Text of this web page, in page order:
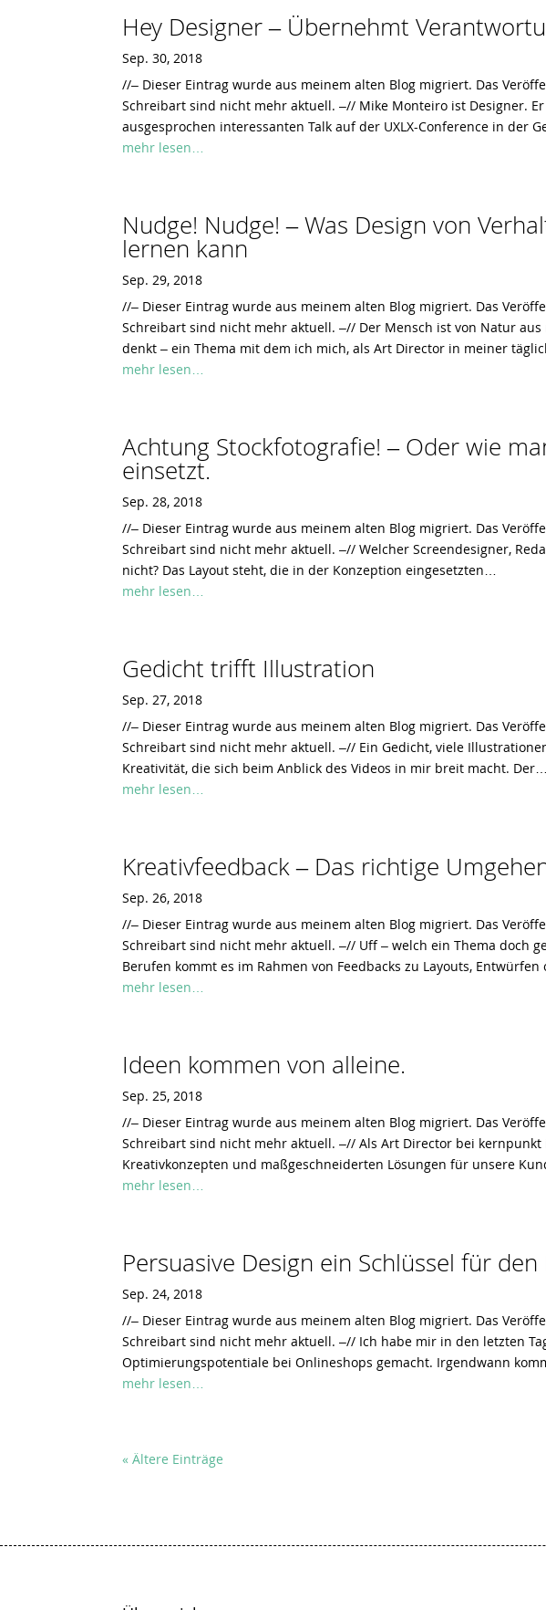
Hey Designer – Übernehmt
Sep. 30, 2018
//– Dieser Eintrag wurde aus meinem alten Blog migriert. Das
Schreibart sind nicht mehr aktuell. –// Mike Monteiro ist Designer.
ausgesprochen interessanten Talk auf der UXLX-Conference in der
mehr lesen…
Nudge! Nudge! – Was Design von
lernen kann
Sep. 29, 2018
//– Dieser Eintrag wurde aus meinem alten Blog migriert. Das
Schreibart sind nicht mehr aktuell. –// Der Mensch ist von Natur
denkt – ein Thema mit dem ich mich, als Art Director in meiner
mehr lesen…
Achtung Stockfotografie! – Oder wie
einsetzt.
Sep. 28, 2018
//– Dieser Eintrag wurde aus meinem alten Blog migriert. Das
Schreibart sind nicht mehr aktuell. –// Welcher Screendesigner,
nicht? Das Layout steht, die in der Konzeption eingesetzten…
mehr lesen…
Gedicht trifft Illustration
Sep. 27, 2018
//– Dieser Eintrag wurde aus meinem alten Blog migriert. Das
Schreibart sind nicht mehr aktuell. –// Ein Gedicht, viele
Kreativität, die sich beim Anblick des Videos in mir breit macht. Der…
mehr lesen…
Kreativfeedback – Das richtige
Sep. 26, 2018
//– Dieser Eintrag wurde aus meinem alten Blog migriert. Das
Schreibart sind nicht mehr aktuell. –// Uff – welch ein Thema doch
Berufen kommt es im Rahmen von Feedbacks zu Layouts,
mehr lesen…
Ideen kommen von alleine.
Sep. 25, 2018
//– Dieser Eintrag wurde aus meinem alten Blog migriert. Das
Schreibart sind nicht mehr aktuell. –// Als Art Director bei
Kreativkonzepten und maßgeschneiderten Lösungen für unsere
mehr lesen…
Persuasive Design ein Schlüssel für den
Sep. 24, 2018
//– Dieser Eintrag wurde aus meinem alten Blog migriert. Das
Schreibart sind nicht mehr aktuell. –// Ich habe mir in den letzten
Optimierungspotentiale bei Onlineshops gemacht. Irgendwann
mehr lesen…
« Ältere Einträge